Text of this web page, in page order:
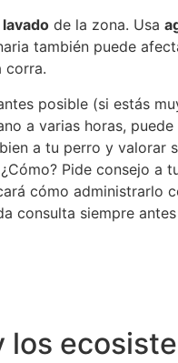
lavado de la zona. Usa
también puede
corra.
posible (si estás
a varias horas,
a tu perro y valorar
Pide consejo a
cómo administrarlo
consulta siempre
los